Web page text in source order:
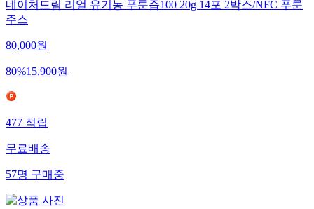
네이처드림 리얼 유기농 푸룬즙100 20g 14포 2박스/NFC 푸룬
주스
80,000원
80%15,900원
477적립
무료배송
57명구매중